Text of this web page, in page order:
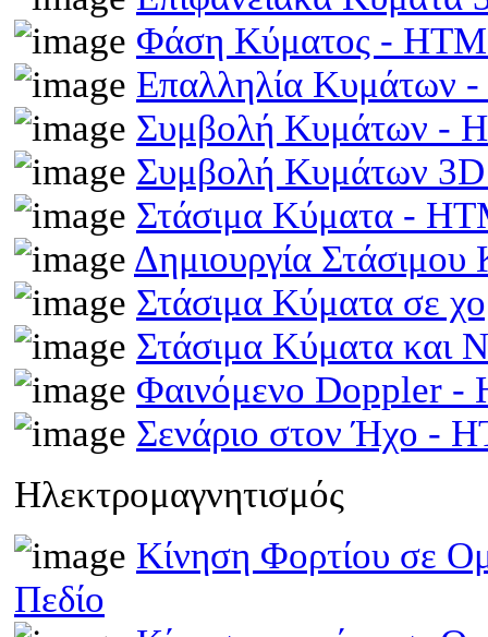
Φάση Κύματος -
Επαλληλία Κυμάτων
Συμβολή Κυμάτων -
Συμβολή Κυμάτων
Στάσιμα Κύματα -
Δημιουργία
Στάσιμα Κύματα σε
Στάσιμα Κύματα και
Φαινόμενο Doppler -
Σενάριο στον Ήχο -
Ηλεκτρομαγνητισμός
Κίνηση Φορτίου σε
Πεδίο